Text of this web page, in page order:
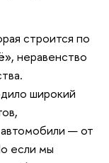
строится по
неравенство
широкий
— от
если мы